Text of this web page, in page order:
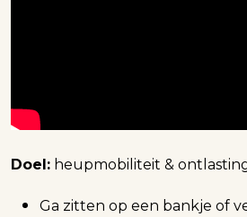
Doel: heupmobiliteit &
Ga zitten op een bankje of